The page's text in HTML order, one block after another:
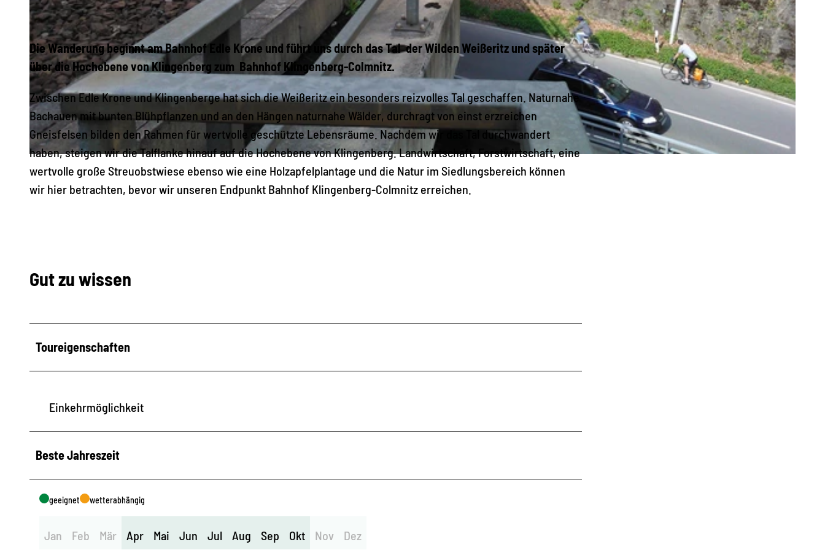
© Gunter Fichte
Die Wanderung beginnt am Bahnhof Edle Krone und führt uns durch das Tal der Wilden Weißeritz und später
über die Hochebene von Klingenberg zum Bahnhof Klingenberg-Colmnitz.
Zwischen Edle Krone und Klingenberge hat sich die Weißeritz ein besonders reizvolles Tal geschaffen. Naturnahe
Bachauen mit bunten Blühpflanzen und an den Hängen naturnahe Wälder, durchragt von einst erzreichen
Gneisfelsen bilden den Rahmen für wertvolle geschützte Lebensräume. Nachdem wir das Tal durchwandert
haben, steigen wir die Talflanke hinauf auf die Hochebene von Klingenberg. Landwirtschaft, Forstwirtschaft, eine
wertvolle große Streuobstwiese ebenso wie eine Holzapfelplantage und die Natur im Siedlungsbereich können
wir hier betrachten, bevor wir unseren Endpunkt Bahnhof Klingenberg-Colmnitz erreichen.
Gut zu wissen
Toureigenschaften
Einkehrmöglichkeit
Beste Jahreszeit
geeignet wetterabhängig
Jan Feb Mär Apr Mai Jun Jul Aug Sep Okt Nov Dez